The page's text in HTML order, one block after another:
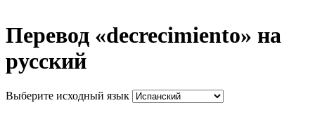
Перевод «decrecimiento» на
русский
Выберите исходный язык